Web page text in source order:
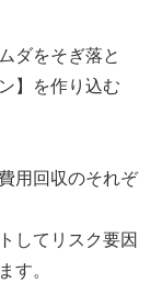
ダをそぎ落と
】を作り込む
用回収のそれぞ
してリスク要因
す。